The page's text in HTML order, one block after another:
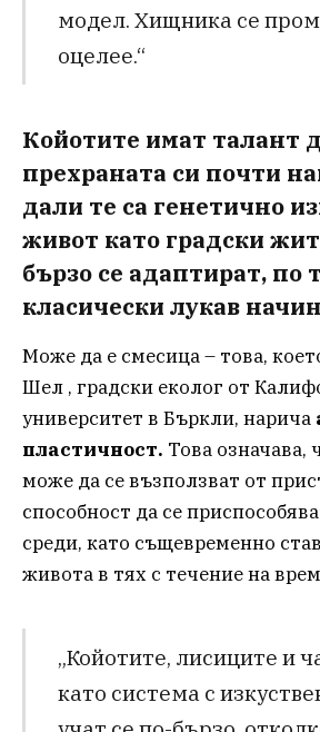
модел. Хищника се
оцелее.“
Койотите имат талант
прехраната си почти
дали те са генетично
живот като градски
бързо се адаптират, по
класически лукав
Може да е смесица – това,
Шел , градски еколог от
университет в Бъркли, нарича
пластичност. Това
може да се възползват от
способност да се
среди, като същевременно
живота в тях с течение на
„Койотите, лисиците и
като система с